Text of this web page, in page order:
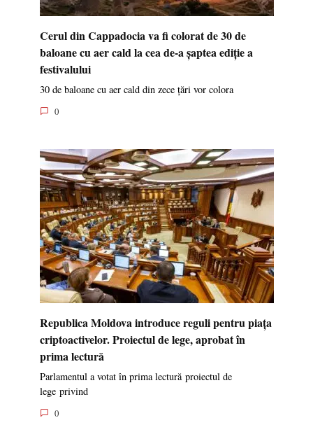
Cerul din Cappadocia va fi colorat de 30 de
baloane cu aer cald la cea de-a șaptea ediție a
festivalului
30 de baloane cu aer cald din zece țări vor colora
0
Republica Moldova introduce reguli pentru piața
criptoactivelor. Proiectul de lege, aprobat în
prima lectură
Parlamentul a votat în prima lectură proiectul de
lege privind
0